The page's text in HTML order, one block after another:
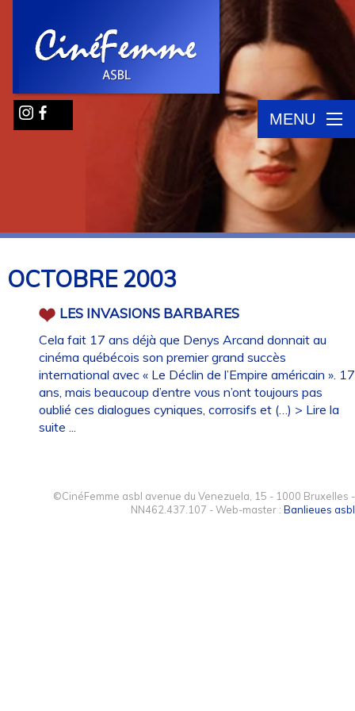
MENU
OCTOBRE2003
LES INVASIONS BARBARES
Cela fait 17 ans déjà que Denys Arcand donnait au
cinéma québécois son premier grand succès
international avec « Le Déclin de l’Empire américain ». 17
ans, mais beaucoup d’entre vous n’ont toujours pas
oublié ces dialogues cyniques, corrosifs et (…) > Lire la
suite ...
©CinéFemme asbl avenue du Venezuela, 15 - 1000 Bruxelles -
NN462.437.107 - Web-master : Banlieues asbl